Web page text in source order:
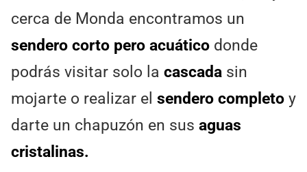
cerca de Monda encontramos un
sendero corto pero acuático donde
podrás visitar solo la cascada sin
mojarte o realizar el sendero completo y
darte un chapuzón en sus aguas
cristalinas.